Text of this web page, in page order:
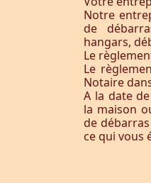
Notre
de
hangars,
Le
Le
Notaire
A la date
la maison
de
ce qui vous